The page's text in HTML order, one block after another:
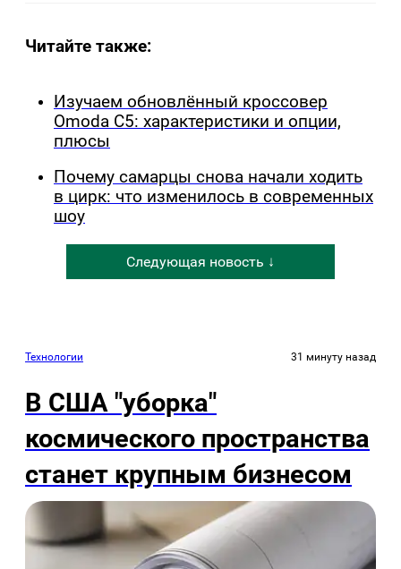
Читайте также:
Изучаем обновлённый кроссовер
Omoda C5: характеристики и опции,
плюсы
Почему самарцы снова начали ходить
в цирк: что изменилось в современных
шоу
Следующая новость ↓
Технологии 31 минуту назад
В США "уборка"
космического пространства
станет крупным бизнесом